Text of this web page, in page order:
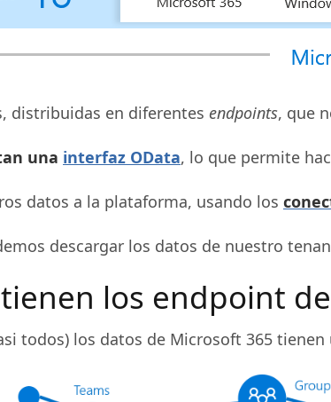
distribuidas en diferentes endpoints, que
una interfaz OData, lo que permite
datos a la plataforma, usando los
descargar los datos de nuestro
los endpoint
todos) los datos de Microsoft 365